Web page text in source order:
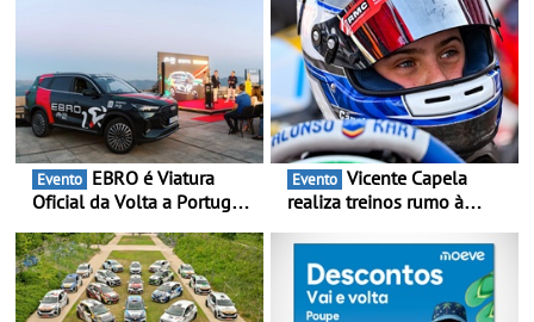
Evento
Oficial da Volta a Portugal
presença nacional ao lado
da mítica prova de ciclismo
e leva a sua gama SUV
multi-energia às estradas
Evento
realiza treinos rumo à
Portugal Karting e mira boa
estreia - O Campeonato
Portugal Karting 2026
decorre entre 1 de Março e